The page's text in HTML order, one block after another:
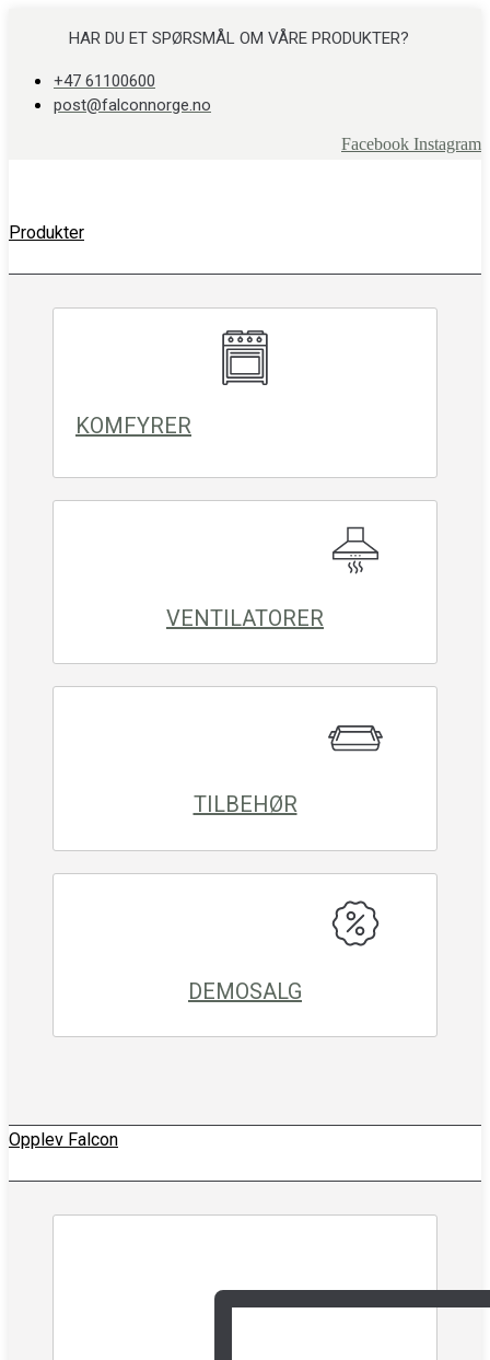
HAR DU ET SPØRSMÅL OM VÅRE PRODUKTER?
+47 61100600
post@falconnorge.no
Facebook Instagram
Produkter
KOMFYRER
VENTILATORER
TILBEHØR
DEMOSALG
Opplev Falcon